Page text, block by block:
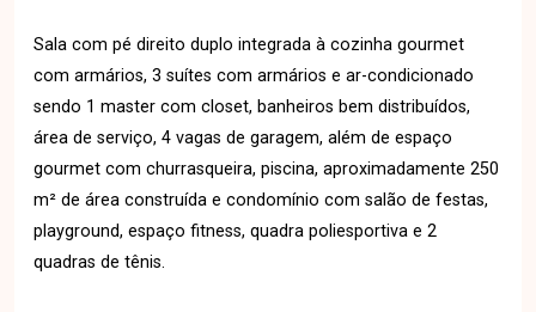
Sala com pé direito duplo integrada à cozinha gourmet
com armários, 3 suítes com armários e ar-condicionado
sendo 1 master com closet, banheiros bem distribuídos,
área de serviço, 4 vagas de garagem, além de espaço
gourmet com churrasqueira, piscina, aproximadamente 250
m² de área construída e condomínio com salão de festas,
playground, espaço fitness, quadra poliesportiva e 2
quadras de tênis.